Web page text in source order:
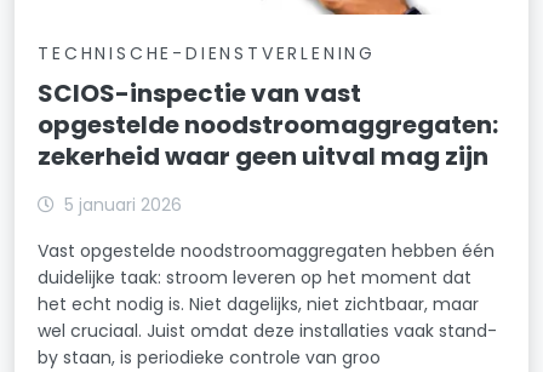
TECHNISCHE-DIENSTVERLENING
SCIOS-inspectie van vast
opgestelde noodstroomaggregaten:
zekerheid waar geen uitval mag zijn
5 januari 2026
Vast opgestelde noodstroomaggregaten hebben één
duidelijke taak: stroom leveren op het moment dat
het echt nodig is. Niet dagelijks, niet zichtbaar, maar
wel cruciaal. Juist omdat deze installaties vaak stand-
by staan, is periodieke controle van groo